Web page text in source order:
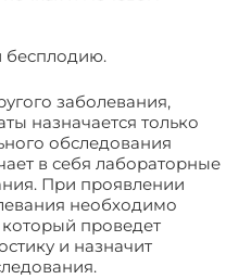
бесплодию.
заболевания,
назначается только
обследования
в себя лабораторные
При проявлении
необходимо
который проведет
и назначит